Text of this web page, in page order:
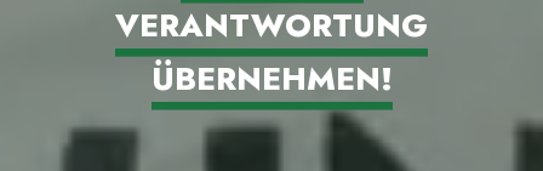
VERANTWORTUNG
ÜBERNEHMEN!